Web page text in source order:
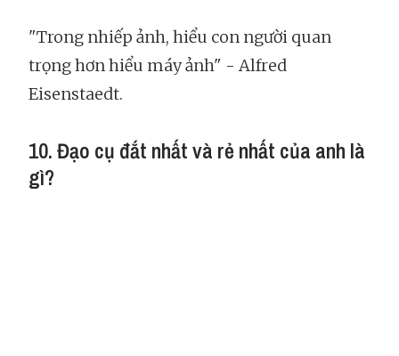
"Trong nhiếp ảnh, hiểu con người quan
trọng hơn hiểu máy ảnh" - Alfred
Eisenstaedt.
10. Đạo cụ đắt nhất và rẻ nhất của anh là
gì?